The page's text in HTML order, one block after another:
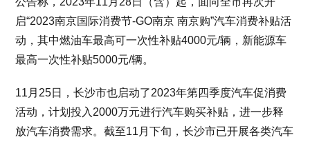
启“2023南京国际消费节-GO南京 南京购”汽车消费补贴活
动，其中燃油车最高可一次性补贴4000元/辆，新能源车
最高一次性补贴5000元/辆。
11月25日，长沙市也启动了2023年第四季度汽车促消费
活动，计划投入2000万元进行汽车购买补贴，进一步释
放汽车消费需求。截至11月下旬，长沙市已开展各类汽车